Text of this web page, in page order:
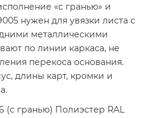
«с гранью» и
нужен для увязки листа с
металлическими
по линии каркаса, не
перекоса основания.
длины карт, кромки и
(с гранью) Полиэстер RAL